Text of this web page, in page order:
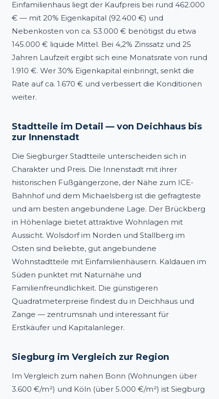
Einfamilienhaus liegt der Kaufpreis bei rund 462.000
€ — mit 20% Eigenkapital (92.400 €) und
Nebenkosten von ca. 53.000 € benötigst du etwa
145.000 € liquide Mittel. Bei 4,2% Zinssatz und 25
Jahren Laufzeit ergibt sich eine Monatsrate von rund
1.910 €. Wer 30% Eigenkapital einbringt, senkt die
Rate auf ca. 1.670 € und verbessert die Konditionen
weiter.
Stadtteile im Detail — von Deichhaus bis
zur Innenstadt
Die Siegburger Stadtteile unterscheiden sich in
Charakter und Preis. Die Innenstadt mit ihrer
historischen Fußgängerzone, der Nähe zum ICE-
Bahnhof und dem Michaelsberg ist die gefragteste
und am besten angebundene Lage. Der Brückberg
in Höhenlage bietet attraktive Wohnlagen mit
Aussicht. Wolsdorf im Norden und Stallberg im
Osten sind beliebte, gut angebundene
Wohnstadtteile mit Einfamilienhäusern. Kaldauen im
Süden punktet mit Naturnähe und
Familienfreundlichkeit. Die günstigeren
Quadratmeterpreise findest du in Deichhaus und
Zange — zentrumsnah und interessant für
Erstkäufer und Kapitalanleger.
Siegburg im Vergleich zur Region
Im Vergleich zum nahen Bonn (Wohnungen über
3.600 €/m²) und Köln (über 5.000 €/m²) ist Siegburg